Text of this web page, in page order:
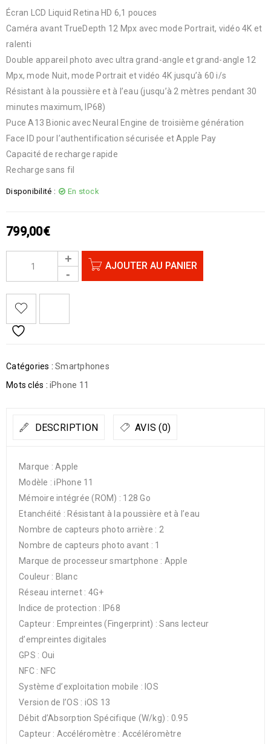
Écran LCD Liquid Retina HD 6,1 pouces
Caméra avant TrueDepth 12 Mpx avec mode Portrait, vidéo 4K et
ralenti
Double appareil photo avec ultra grand-angle et grand-angle 12
Mpx, mode Nuit, mode Portrait et vidéo 4K jusqu’à 60 i/s
Résistant à la poussière et à l’eau (jusqu’à 2 mètres pendant 30
minutes maximum, IP68)
Puce A13 Bionic avec Neural Engine de troisième génération
Face ID pour l’authentification sécurisée et Apple Pay
Capacité de recharge rapide
Recharge sans fil
Disponibilité : En stock
799,00€
AJOUTER AU PANIER
Catégories : Smartphones
Mots clés : iPhone 11
DESCRIPTION AVIS (0)
Marque : Apple
Modèle : iPhone 11
Mémoire intégrée (ROM) : 128 Go
Etanchéité : Résistant à la poussière et à l’eau
Nombre de capteurs photo arrière : 2
Nombre de capteurs photo avant : 1
Marque de processeur smartphone : Apple
Couleur : Blanc
Réseau internet : 4G+
Indice de protection : IP68
Capteur : Empreintes (Fingerprint) : Sans lecteur
d’empreintes digitales
GPS : Oui
NFC : NFC
Système d’exploitation mobile : IOS
Version de l’OS : iOS 13
Débit d’Absorption Spécifique (W/kg) : 0.95
Capteur : Accéléromètre : Accéléromètre